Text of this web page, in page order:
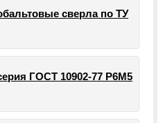
сверла по ТУ
ГОСТ 10902-77 Р6М5